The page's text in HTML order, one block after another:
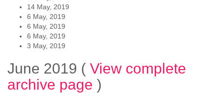
14 May, 2019
6 May, 2019
6 May, 2019
6 May, 2019
3 May, 2019
June 2019 ( View complete
archive page )